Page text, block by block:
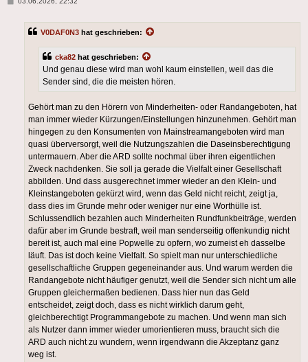
V0DAF0N3 hat geschrieben:
cka82 hat geschrieben:
Und genau diese wird man wohl kaum einstellen, weil das die
Sender sind, die die meisten hören.
Gehört man zu den Hörern von Minderheiten- oder Randangeboten, hat
man immer wieder Kürzungen/Einstellungen hinzunehmen. Gehört man
hingegen zu den Konsumenten von Mainstreamangeboten wird man
quasi überversorgt, weil die Nutzungszahlen die Daseinsberechtigung
untermauern. Aber die ARD sollte nochmal über ihren eigentlichen
Zweck nachdenken. Sie soll ja gerade die Vielfalt einer Gesellschaft
abbilden. Und dass ausgerechnet immer wieder an den Klein- und
Kleinstangeboten gekürzt wird, wenn das Geld nicht reicht, zeigt ja,
dass dies im Grunde mehr oder weniger nur eine Worthülle ist.
Schlussendlich bezahlen auch Minderheiten Rundfunkbeiträge, werden
dafür aber im Grunde bestraft, weil man senderseitig offenkundig nicht
bereit ist, auch mal eine Popwelle zu opfern, wo zumeist eh dasselbe
läuft. Das ist doch keine Vielfalt. So spielt man nur unterschiedliche
gesellschaftliche Gruppen gegeneinander aus. Und warum werden die
Randangebote nicht häufiger genutzt, weil die Sender sich nicht um alle
Gruppen gleichermaßen bedienen. Dass hier nun das Geld
entscheidet, zeigt doch, dass es nicht wirklich darum geht,
gleichberechtigt Programmangebote zu machen. Und wenn man sich
als Nutzer dann immer wieder umorientieren muss, braucht sich die
ARD auch nicht zu wundern, wenn irgendwann die Akzeptanz ganz
weg ist.